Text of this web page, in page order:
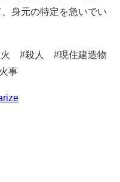
身元の特定を急いでい
#殺人 #現住建造物
事